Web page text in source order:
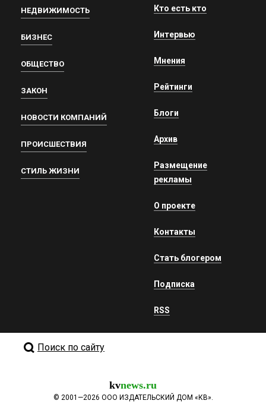
НЕДВИЖИМОСТЬ
БИЗНЕС
ОБЩЕСТВО
ЗАКОН
НОВОСТИ КОМПАНИЙ
ПРОИСШЕСТВИЯ
СТИЛЬ ЖИЗНИ
Кто есть кто
Интервью
Мнения
Рейтинги
Блоги
Архив
Размещение
рекламы
О проекте
Контакты
Стать блогером
Подписка
RSS
Поиск по сайту
kvnews.ru
© 2001—2026 ООО ИЗДАТЕЛЬСКИЙ ДОМ «КВ».